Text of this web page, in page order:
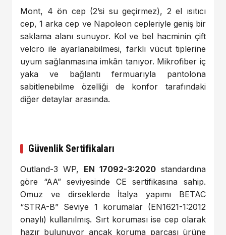
Mont, 4 ön cep (2’si su geçirmez), 2 el ısıtıcı
cep, 1 arka cep ve Napoleon cepleriyle geniş bir
saklama alanı sunuyor. Kol ve bel hacminin çift
velcro ile ayarlanabilmesi, farklı vücut tiplerine
uyum sağlanmasına imkân tanıyor. Mikrofiber iç
yaka ve bağlantı fermuarıyla pantolona
sabitlenebilme özelliği de konfor tarafındaki
diğer detaylar arasında.
Güvenlik Sertifikaları
Outland-3 WP, EN 17092-3:2020 standardına
göre “AA” seviyesinde CE sertifikasına sahip.
Omuz ve dirseklerde İtalya yapımı BETAC
“STRA-B” Seviye 1 korumalar (EN1621-1:2012
onaylı) kullanılmış. Sırt koruması ise cep olarak
hazır bulunuyor ancak koruma parçası ürüne